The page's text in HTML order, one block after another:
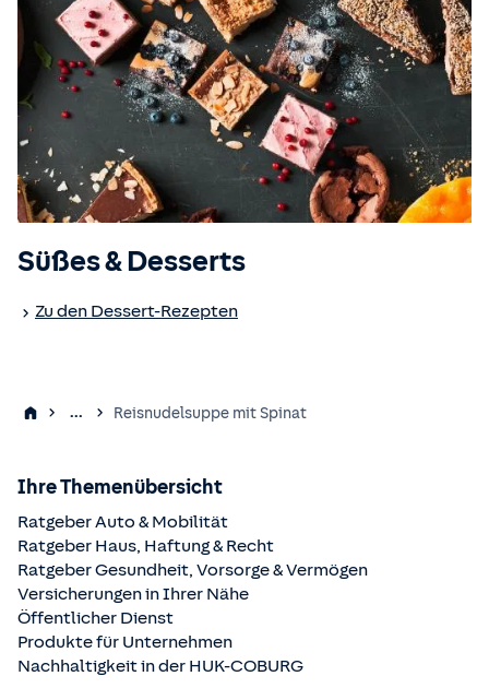
Süßes & Desserts
Zu den Dessert-Rezepten
... Reisnudelsuppe mit Spinat
Ihre Themenübersicht
Ratgeber Auto & Mobilität
Ratgeber Haus, Haftung & Recht
Ratgeber Gesundheit, Vorsorge & Vermögen
Versicherungen in Ihrer Nähe
Öffentlicher Dienst
Produkte für Unternehmen
Nachhaltigkeit in der HUK-COBURG